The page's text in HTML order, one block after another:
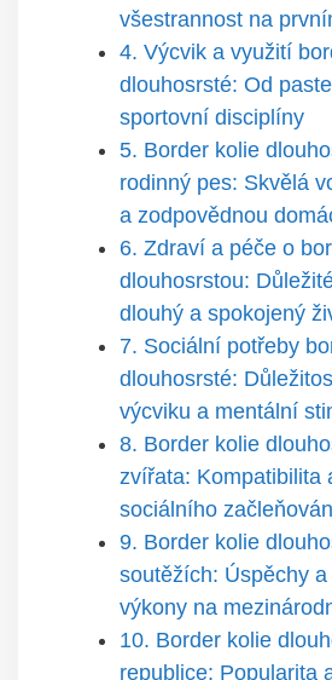
všestrannost na
4. Výcvik a využití
dlouhosrsté: Od
sportovní disciplíny
5. Border kolie
rodinný pes: Skvělá
a zodpovědnou
6. Zdraví a péče o
dlouhosrstou:
dlouhý a spokojený
7. Sociální potřeby
dlouhosrsté:
výcviku a mentální
8. Border kolie
zvířata: Kompatibilita
sociálního
9. Border kolie
soutěžích: Úspěchy
výkony na
10. Border kolie
republice: Popularita